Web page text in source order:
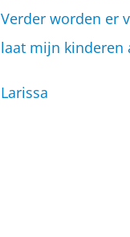
Verder worden er
laat mijn kinderen
Larissa